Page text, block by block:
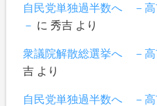
自民党単独過半数へ －高
－ に 秀吉より
衆議院解散総選挙へ －高
吉より
自民党単独過半数へ －高